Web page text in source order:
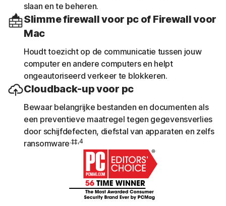
slaan en te beheren.
Slimme firewall voor pc of Firewall voor
Mac
Houdt toezicht op de communicatie tussen jouw
computer en andere computers en helpt
ongeautoriseerd verkeer te blokkeren.
Cloudback-up voor pc
Bewaar belangrijke bestanden en documenten als
een preventieve maatregel tegen gegevensverlies
door schijfdefecten, diefstal van apparaten en zelfs
ransomware.‡‡,4